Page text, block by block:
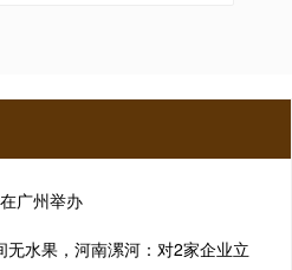
广州举办
水果，河南漯河：对2家企业立